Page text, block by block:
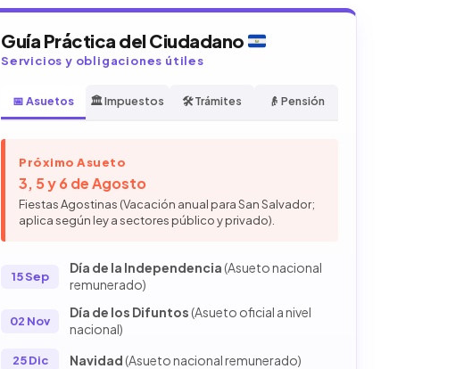
Guía Práctica del Ciudadano
Servicios y obligaciones útiles
📅 Asuetos 🏛️ Impuestos 🛠️ Trámites 👴 Pensión
Próximo Asueto
3, 5 y 6 de Agosto
Fiestas Agostinas (Vacación anual para San Salvador;
aplica según ley a sectores público y privado).
15 Sep
Día de la Independencia(Asueto nacional
remunerado)
02 Nov
Día de los Difuntos(Asueto oficial a nivel
nacional)
25 Dic Navidad(Asueto nacional remunerado)